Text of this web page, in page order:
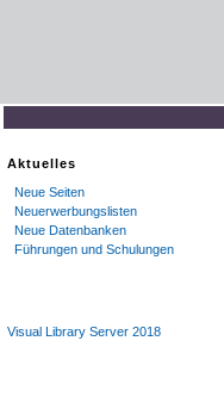
Aktuelles
Neue Seiten
Neuerwerbungslisten
Neue Datenbanken
Führungen und Schulungen
Visual Library Server 2018